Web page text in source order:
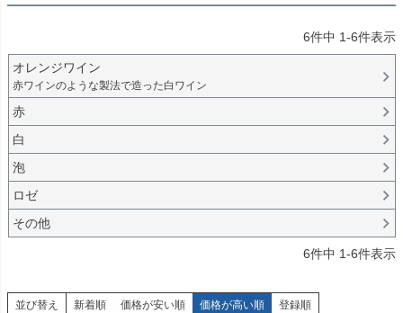
6件中 1-6件表示
オレンジワイン
赤ワインのような製法で造った白ワイン
赤
白
泡
ロゼ
その他
6件中 1-6件表示
並び替え 新着順 価格が安い順 価格が高い順 登録順